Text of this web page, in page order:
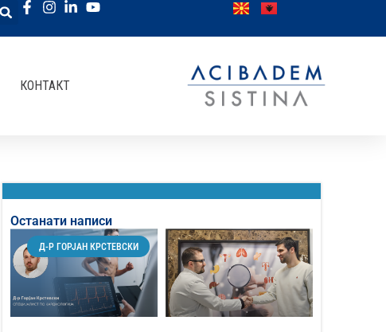
КОНТАКТ
Останати написи
Д-Р ГОРЈАН КРСТЕВСКИ